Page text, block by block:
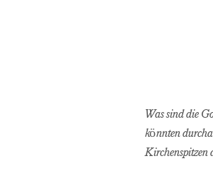
Was sind die
könnten
Kirchenspitzen